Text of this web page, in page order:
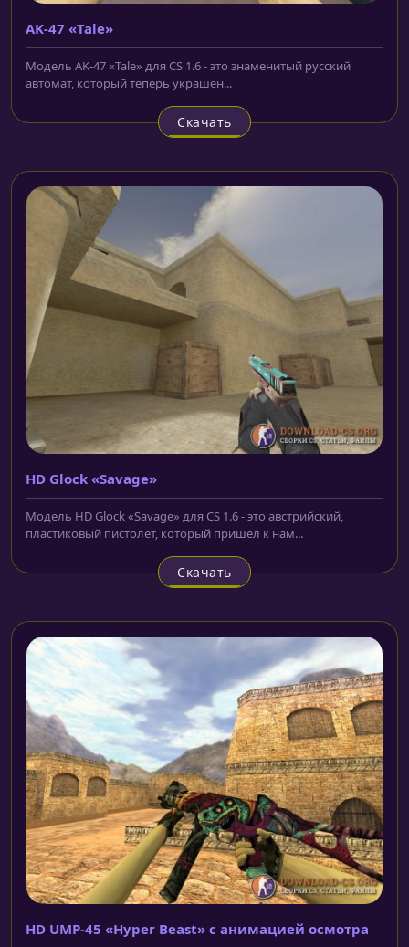
AK-47 «Tale»
Модель AK-47 «Tale» для CS 1.6 - это знаменитый русский
автомат, который теперь украшен...
Скачать
HD Glock «Savage»
Модель HD Glock «Savage» для CS 1.6 - это австрийский,
пластиковый пистолет, который пришел к нам...
Скачать
HD UMP-45 «Hyper Beast» с анимацией осмотра